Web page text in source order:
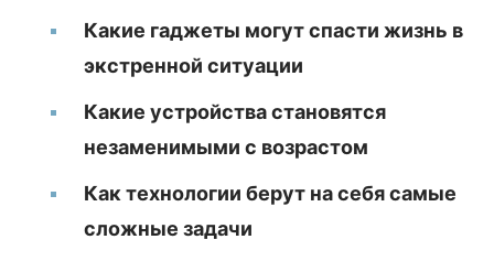
Какие гаджеты могут спасти жизнь в
экстренной ситуации
Какие устройства становятся
незаменимыми с возрастом
Как технологии берут на себя самые
сложные задачи